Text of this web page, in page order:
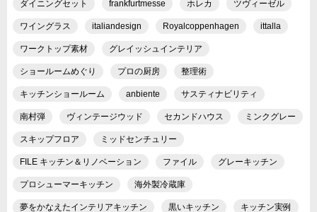
ダイニングセット frankfurtmesse ホレカ ツヴィーゼル
ワイングラス italiandesign Royalcoppenhagen ittalla
ワークトップ素材 グレイッシュインテリア
ショールームめぐり プロの厨房 整理術
キッチンショールーム anbiente サスティナビリティ
南村弾 ヴィンテージウッド セカンドハウス ミンクグレー
スキップフロア ミッドセンチュリー
FILE キッチン＆リノベーション ファイル グレーキッチン
プロシューマーキッチン 海外製冷蔵庫
夢をかなえたインテリアキッチン 黒いキッチン キッチン実例